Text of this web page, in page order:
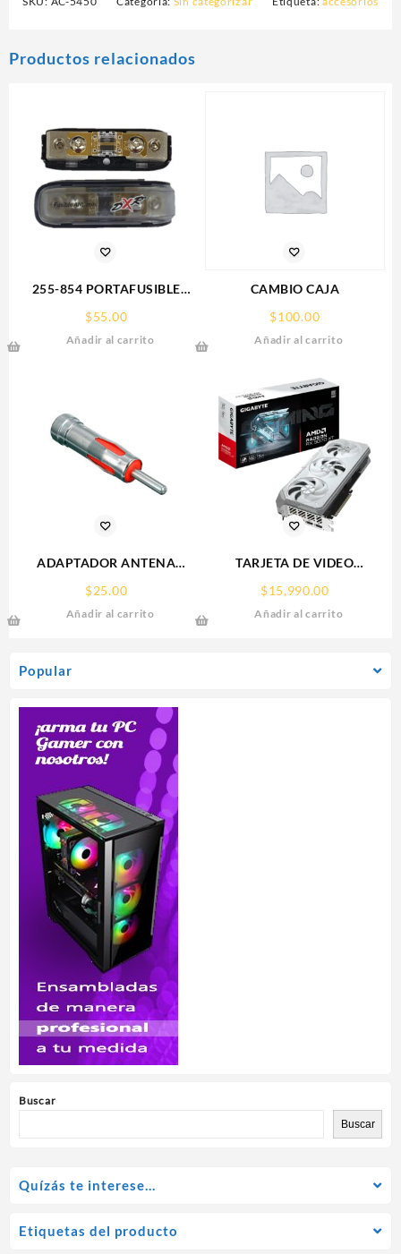
Popular
Buscar
Buscar
Productos relacionados
255-854 PORTAFUSIBLE
80A
$55.00
Añadir al carrito
CAMBIO CAJA
$100.00
Añadir al carrito
ADAPTADOR ANTENA
AUTOMOTRIZ TIPO
VOLKSWAGEN – EUROPEO
$25.00
Añadir al carrito
TARJETA DE VIDEO
GIGABYTE (GV-
R907XGAMINGOCICE-16GD)
RX 9070
$15,990.00
Añadir al carrito
Quízás te interese…
Etiquetas del producto